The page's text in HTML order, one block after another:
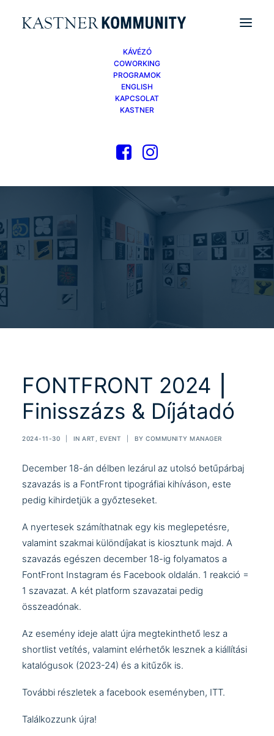
KÁVÉZÓ
COWORKING
PROGRAMOK
ENGLISH
KAPCSOLAT
KASTNER
FONTFRONT 2024 ⎮
Finisszázs & Díjátadó
2024-11-30 IN ART EVENT BY COMMUNITY MANAGER
December 18-án délben lezárul az utolsó betűpárbaj
szavazás is a FontFront tipográfiai kihíváson, este
pedig kihirdetjük a győzteseket.
A nyertesek számíthatnak egy kis meglepetésre,
valamint szakmai különdíjakat is kiosztunk majd. A
szavazás egészen december 18-ig folyamatos a
FontFront Instagram és Facebook oldalán. 1 reakció =
1 szavazat. A két platform szavazatai pedig
összeadónak.
Az esemény ideje alatt újra megtekinthető lesz a
shortlist vetítés, valamint elérhetők lesznek a kiállítási
katalógusok (2023-24) és a kitűzők is.
További részletek a facebook eseményben, ITT.
Találkozzunk újra!